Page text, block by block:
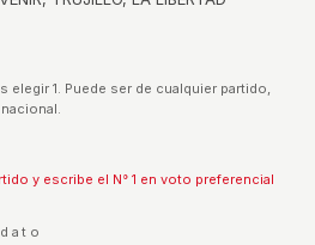
elegir 1. Puede ser de cualquier partido,
y escribe el N° 1 en voto preferencial